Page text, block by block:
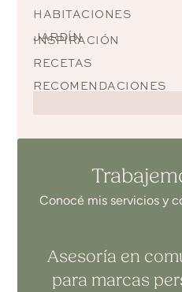
HABITACIONES
JARDÍN
INSPIRACIÓN
RECETAS
RECOMENDACIONES
Conocé mis servicios y
Asesoría en
para marcas